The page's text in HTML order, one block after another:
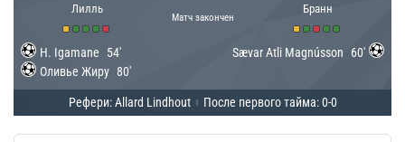
Лилль
Матч закончен
Бранн
H. Igamane
54'
Оливье Жиру 80'
Sævar Atli Magnússon 60'
Рефери: Allard Lindhout После первого тайма: 0-0